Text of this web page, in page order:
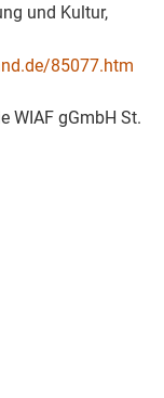
und Kultur,
85077.htm
WIAF gGmbH St.